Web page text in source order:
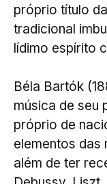
próprio título
tradicional
lídimo espírito
Béla Bartók
música de seu
próprio de
elementos das
além de ter